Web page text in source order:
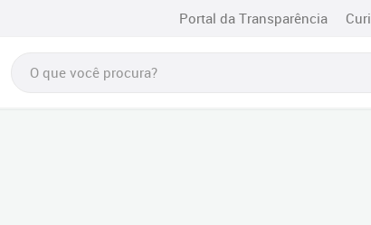
Portal da Transparência